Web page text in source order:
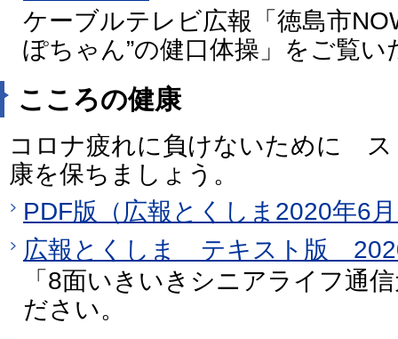
ケーブルテレビ広報「徳島市
ぽちゃん”の健口体操」をご覧い
こころの健康
コロナ疲れに負けないために ス
康を保ちましょう。
PDF版（広報とくしま2020年6
広報とくしま テキスト版
「8面いきいきシニアライフ通
ださい。